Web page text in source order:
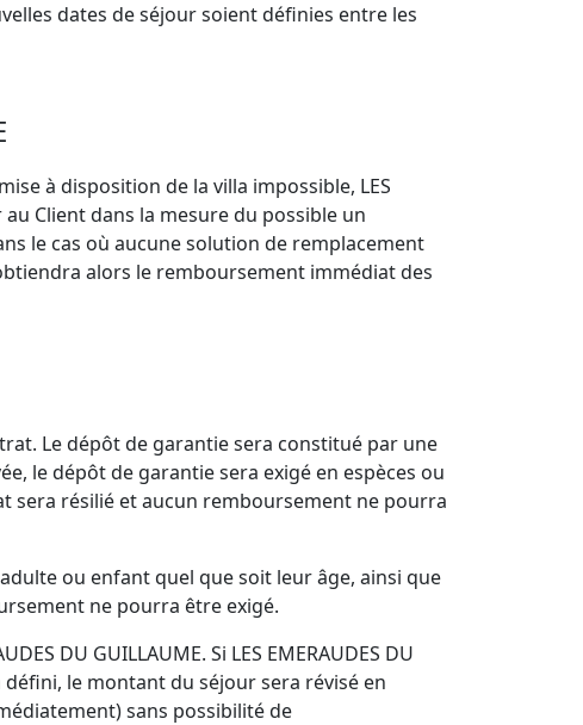
dates de séjour soient définies entre les
à disposition de la villa impossible, LES
Client dans la mesure du possible un
le cas où aucune solution de remplacement
alors le remboursement immédiat des
Le dépôt de garantie sera constitué par une
le dépôt de garantie sera exigé en espèces ou
sera résilié et aucun remboursement ne pourra
ou enfant quel que soit leur âge, ainsi que
ne pourra être exigé.
DU GUILLAUME. Si LES EMERAUDES DU
le montant du séjour sera révisé en
sans possibilité de